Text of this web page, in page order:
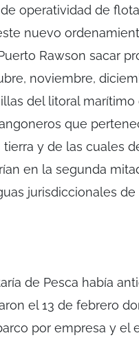
operatividad de
nuevo
Rawson sacar
noviembre,
del litoral marítimo
que
y de las cuales
en la segunda
jurisdiccionales
de Pesca había
el 13 de febrero
por empresa y el